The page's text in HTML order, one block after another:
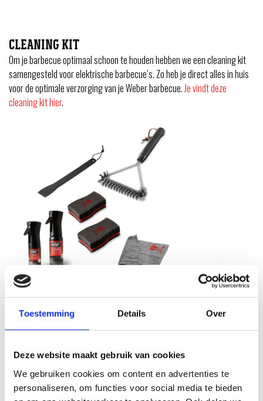
Toestemming Details Over
Deze website maakt gebruik van cookies
We gebruiken cookies om content en advertenties te
personaliseren, om functies voor social media te bieden
CLEANING KIT
Om je barbecue optimaal schoon te houden hebben we een cleaning kit
samengesteld voor elektrische barbecue’s. Zo heb je direct alles in huis
voor de optimale verzorging van je Weber barbecue.Je vindt deze
cleaning kit hier.
SPARE PARTS
ons op.Vermeld hierbij altijd het serienummer van je barbecue.
kunnen we je het beste helpen en kan je snel weer veilig grillen.